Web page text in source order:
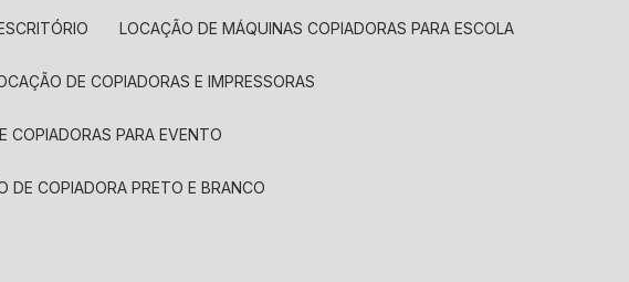
LOCAÇÃO DE MÁQUINAS COPIADORAS PARA ESCOLA
DE COPIADORAS E IMPRESSORAS
COPIADORAS PARA EVENTO
DE COPIADORA PRETO E BRANCO